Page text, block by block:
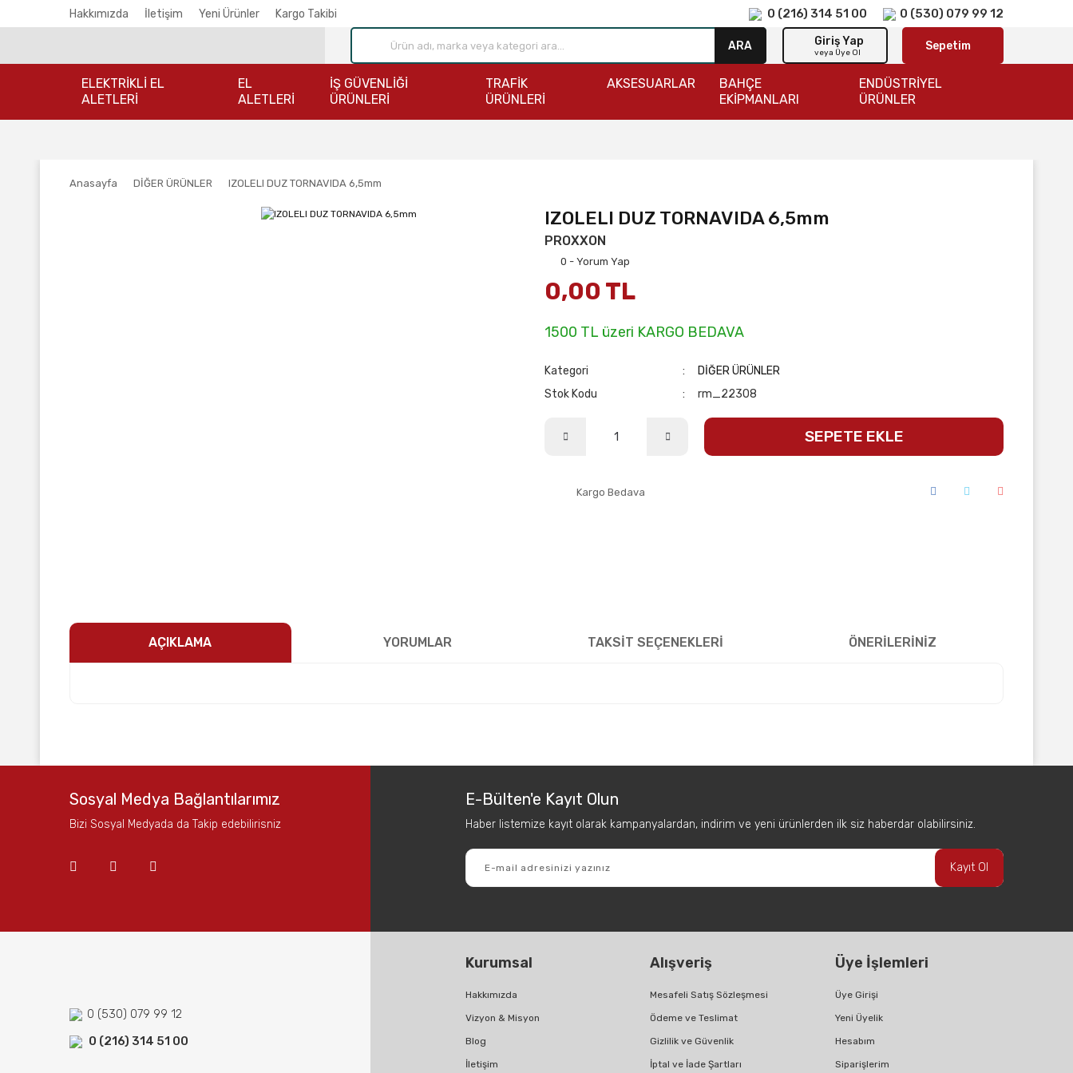
Hakkımızda İletişim Yeni Ürünler Kargo Takibi 0 (216) 314 51 00 0 (530) 079 99 12
ARA Giriş Yap
veya Üye Ol Sepetim
ELEKTRİKLİ EL
ALETLERİ
EL
ALETLERİ
İŞ GÜVENLİĞİ
ÜRÜNLERİ
TRAFİK
ÜRÜNLERİ
AKSESUARLAR
BAHÇE
EKİPMANLARI
ENDÜSTRİYEL
ÜRÜNLER
Anasayfa DİĞER ÜRÜNLER IZOLELI DUZ TORNAVIDA 6,5mm
IZOLELI DUZ TORNAVIDA 6,5mm
PROXXON
0 - Yorum Yap
0,00 TL
1500 TL üzeri KARGO BEDAVA
Kategori
DİĞER ÜRÜNLER
Stok Kodu
rm_22308
SEPETE EKLE
Kargo Bedava
AÇIKLAMA YORUMLAR TAKSİT SEÇENEKLERİ ÖNERİLERİNİZ
Yorum Yaz
Ürün açıklamasında eksik bilgiler bulunuyor.
Ürün fiyatı diğer sitelerden daha pahalı.
Sosyal Medya Bağlantılarımız
Bizi Sosyal Medyada da Takip edebilirisniz
E-Bülten'e Kayıt Olun
Haber listemize kayıt olarak kampanyalardan, indirim ve yeni ürünlerden ilk siz haberdar olabilirsiniz.
Kayıt Ol
0 (530) 079 99 12
0 (216) 314 51 00
Kurumsal
Hakkımızda
Vizyon & Misyon
Blog
İletişim
Alışveriş
Mesafeli Satış Sözleşmesi
Ödeme ve Teslimat
Gizlilik ve Güvenlik
İptal ve İade Şartları
Üye İşlemleri
Üye Girişi
Yeni Üyelik
Hesabım
Siparişlerim